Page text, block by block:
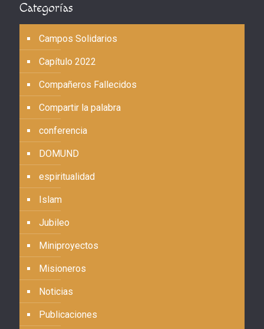
Categorías
Campos Solidarios
Capítulo 2022
Compañeros Fallecidos
Compartir la palabra
conferencia
DOMUND
espiritualidad
Islam
Jubileo
Miniproyectos
Misioneros
Noticias
Publicaciones